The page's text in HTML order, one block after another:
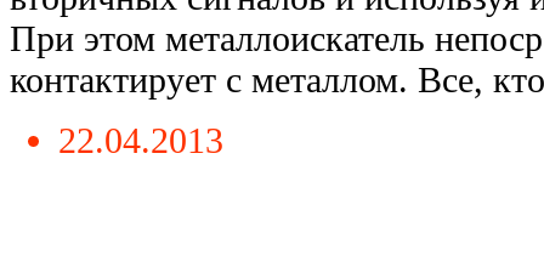
При этом металлоискатель
контактирует с металлом. Все,
22.04.2013